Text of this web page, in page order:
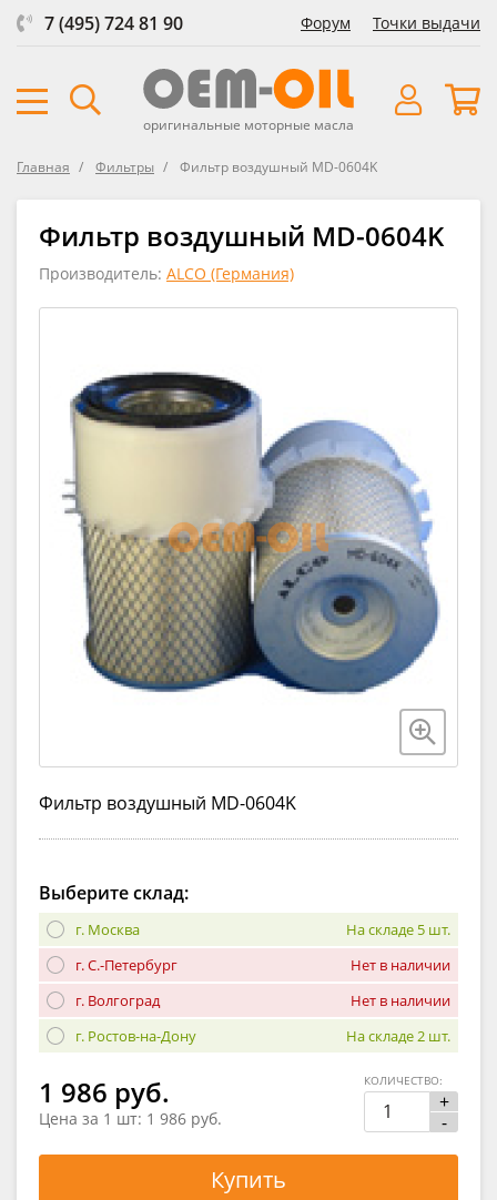
7 (495) 724 81 90 Форум Точки выдачи
оригинальные моторные масла
Главная Фильтры Фильтр воздушный MD-0604K
Фильтр воздушный MD-0604K
Производитель: ALCO (Германия)
Фильтр воздушный MD-0604K
Выберите склад:
г. Москва
На складе 5 шт.
г. С.-Петербург
Нет в наличии
г. Волгоград
Нет в наличии
г. Ростов-на-Дону
На складе 2 шт.
1 986 руб.
Цена за 1 шт: 1 986 руб.
+
-
КОЛИЧЕСТВО:
Купить